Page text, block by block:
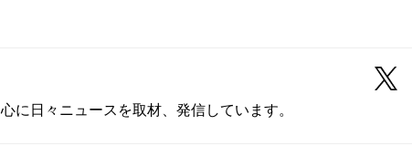
に日々ニュースを取材、発信しています。